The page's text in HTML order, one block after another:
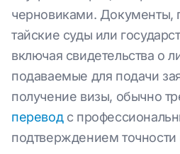
черновиками. Документы,
тайские суды или
включая свидетельства о
подаваемые для подачи
получение визы, обычно
переводс
подтверждением